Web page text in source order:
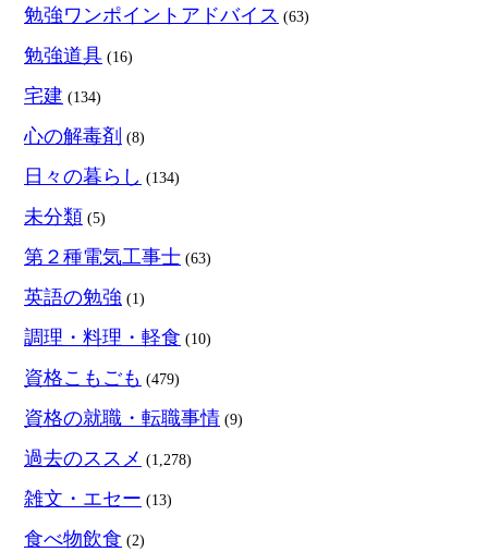
勉強ワンポイントアドバイス (63)
勉強道具 (16)
宅建 (134)
心の解毒剤 (8)
日々の暮らし (134)
未分類 (5)
第２種電気工事士 (63)
英語の勉強 (1)
調理・料理・軽食 (10)
資格こもごも (479)
資格の就職・転職事情 (9)
過去のススメ (1,278)
雑文・エセー (13)
食べ物飲食 (2)